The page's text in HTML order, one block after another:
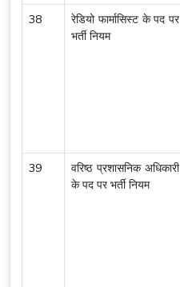
38
रेडियो फार्मासिस्ट के पद पर
भर्ती नियम
39
वरिष्ठ प्रशासनिक अधिकारी
के पद पर भर्ती नियम